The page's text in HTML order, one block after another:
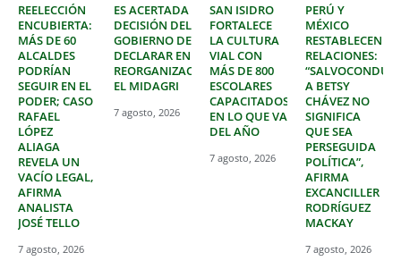
REELECCIÓN
ENCUBIERTA:
MÁS DE 60
ALCALDES
PODRÍAN
SEGUIR EN EL
PODER; CASO
RAFAEL
LÓPEZ
ALIAGA
REVELA UN
VACÍO LEGAL,
AFIRMA
ANALISTA
JOSÉ TELLO
7 agosto, 2026
ES ACERTADA
DECISIÓN DEL
GOBIERNO DE
DECLARAR EN
REORGANIZACIÓN
EL MIDAGRI
7 agosto, 2026
SAN ISIDRO
FORTALECE
LA CULTURA
VIAL CON
MÁS DE 800
ESCOLARES
CAPACITADOS
EN LO QUE VA
DEL AÑO
7 agosto, 2026
PERÚ Y
MÉXICO
RESTABLECEN
RELACIONES:
A BETSY
CHÁVEZ NO
SIGNIFICA
QUE SEA
PERSEGUIDA
POLÍTICA”,
AFIRMA
EXCANCILLER
RODRÍGUEZ
MACKAY
7 agosto, 2026